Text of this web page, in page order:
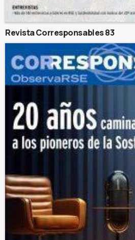
Revista Corresponsables 83